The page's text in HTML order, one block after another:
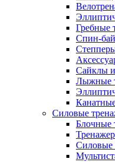
Гребные
Спин-
Сайклы
Лыжные
Силовые
Блочные
Силовые